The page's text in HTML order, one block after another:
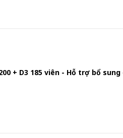
+ D3 185 viên - Hỗ trợ bổ